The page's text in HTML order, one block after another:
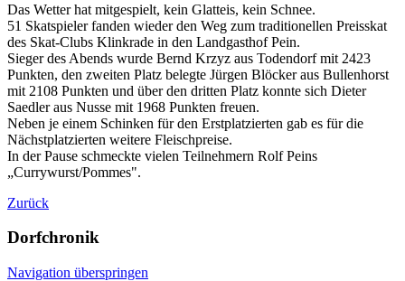
Das Wetter hat mitgespielt, kein Glatteis, kein Schnee.
51 Skatspieler fanden wieder den Weg zum traditionellen Preisskat
des Skat-Clubs Klinkrade in den Landgasthof Pein.
Sieger des Abends wurde Bernd Krzyz aus Todendorf mit 2423
Punkten, den zweiten Platz belegte Jürgen Blöcker aus Bullenhorst
mit 2108 Punkten und über den dritten Platz konnte sich Dieter
Saedler aus Nusse mit 1968 Punkten freuen.
Neben je einem Schinken für den Erstplatzierten gab es für die
Nächstplatzierten weitere Fleischpreise.
In der Pause schmeckte vielen Teilnehmern Rolf Peins
„Currywurst/Pommes".
Zurück
Dorfchronik
Navigation überspringen